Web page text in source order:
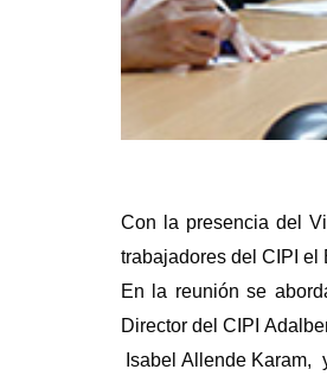
Con la presencia del
trabajadores del CIPI el
En la reunión se
Director del CIPI
Isabel Allende Karam,